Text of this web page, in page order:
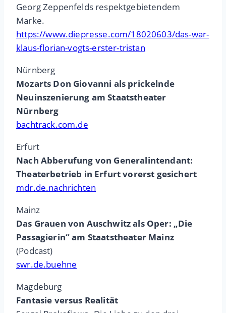
Georg Zeppenfelds respektgebietendem
Marke.
https://www.diepresse.com/18020603/das-war-
klaus-florian-vogts-erster-tristan
Nürnberg
Mozarts Don Giovanni als prickelnde
Neuinszenierung am Staatstheater
Nürnberg
bachtrack.com.de
Erfurt
Nach Abberufung von Generalintendant:
Theaterbetrieb in Erfurt vorerst gesichert
mdr.de.nachrichten
Mainz
Das Grauen von Auschwitz als Oper: „Die
Passagierin“ am Staatstheater Mainz
(Podcast)
swr.de.buehne
Magdeburg
Fantasie versus Realität